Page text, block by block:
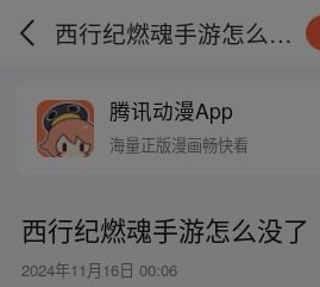
西行纪燃魂手游怎么没了
腾讯动漫App
海量正版漫画畅快看
西行纪燃魂手游怎么没了
2024年11月16日 00:06